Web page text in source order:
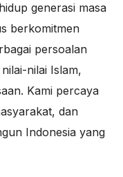
generasi masa
berkomitmen
persoalan
nilai Islam,
Kami percaya
dan
Indonesia yang